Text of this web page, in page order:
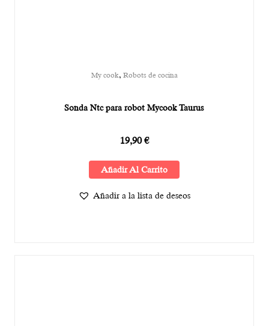
My cook, Robots de cocina
Sonda Ntc para robot Mycook Taurus
19,90€
Añadir Al Carrito
Añadir a la lista de deseos